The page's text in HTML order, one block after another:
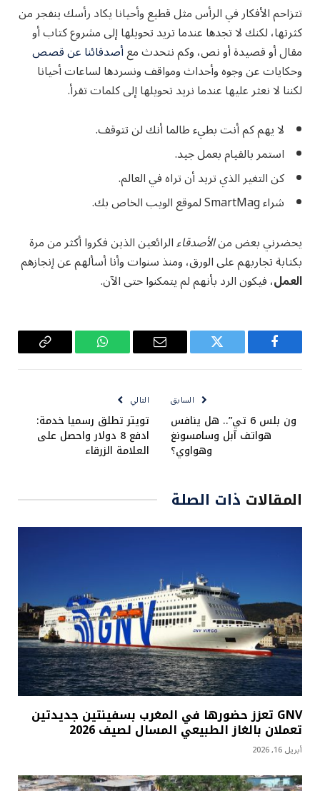
تتزاحم الأفكار في الرأس مثل قطيع وأحيانا يكاد رأسك ينفجر من
كثرتها، لكنك لا تجدها عندما تريد تحويلها إلى مشروع كتاب أو
مقال أو قصيدة أو نص، وكم نتحدث معأصدقائنا عن قصص
وحكايات عن وجوه وأحداث ومواقف ونسردها لساعات أحيانا
لكننا لا نعثر عليها عندما نريد تحويلها إلى كلمات تقرأ.
لا يهم كم أنت بطيء طالما أنك لن تتوقف.
استمر بالقيام بعمل جيد.
كن التغير الذي تريد أن تراه في العالم.
شراء SmartMag لموقع الويب الخاص بك.
يحضرني بعض منالأصدقاءالرائعين الذين فكروا أكثر من مرة
بكتابة تجاربهم على الورق، ومنذ سنوات وأنا أسألهم عن إنجازهم
العمل، فيكون الرد بأنهم لم يتمكنوا حتى الآن.
فيسبوك تويتر
البريد
واتساب
Copy
السابق
ون بلس 6 تي”.. هل ينافس
هواتف آبل وسامسونغ
وهواوي؟
التالي
تويتر تطلق رسميا خدمة:
ادفع 8 دولار واحصل على
العلامة الزرقاء
المقالات ذات الصلة
GNV تعزز حضورها في المغرب بسفينتين جديدتين
تعملان بالغاز الطبيعي المسال لصيف 2026
أبريل 16, 2026